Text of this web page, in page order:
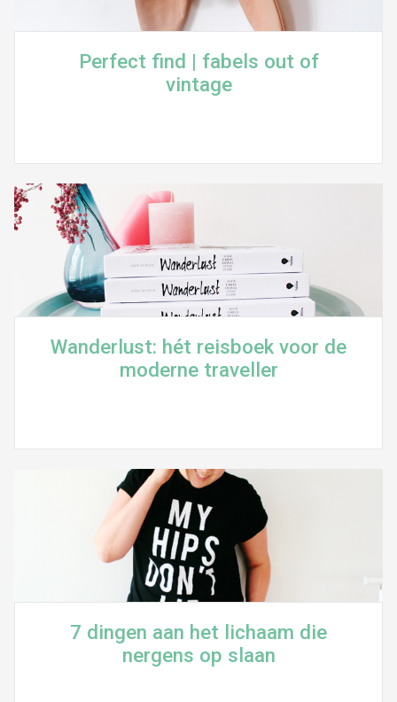
Perfect find | fabels out of
vintage
Wanderlust: hét reisboek voor de
moderne traveller
7 dingen aan het lichaam die
nergens op slaan